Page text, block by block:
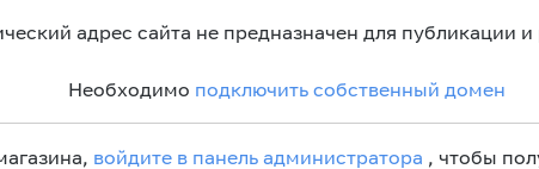
адрес сайта не предназначен для публикации
Необходимо подключить собственный домен
войдите в панель администратора , чтобы